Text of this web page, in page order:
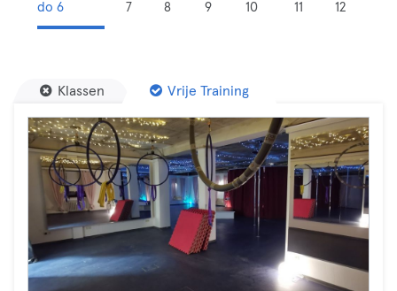
do 6
7
8
9
10
11
12
Klassen Vrije Training